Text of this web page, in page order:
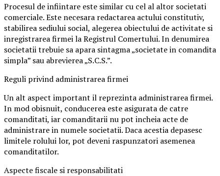
Procesul de infiintare este similar cu cel al altor societati
comerciale. Este necesara redactarea actului constitutiv,
stabilirea sediului social, alegerea obiectului de activitate si
inregistrarea firmei la Registrul Comertului. In denumirea
societatii trebuie sa apara sintagma „societate in comandita
simpla” sau abrevierea „S.C.S.”.
Reguli privind administrarea firmei
Un alt aspect important il reprezinta administrarea firmei.
In mod obisnuit, conducerea este asigurata de catre
comanditati, iar comanditarii nu pot incheia acte de
administrare in numele societatii. Daca acestia depasesc
limitele rolului lor, pot deveni raspunzatori asemenea
comanditatilor.
Aspecte fiscale si responsabilitati